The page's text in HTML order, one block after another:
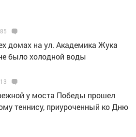
домах на ул. Академика Жука
было холодной воды
у моста Победы прошел
теннису, приуроченный ко Дню